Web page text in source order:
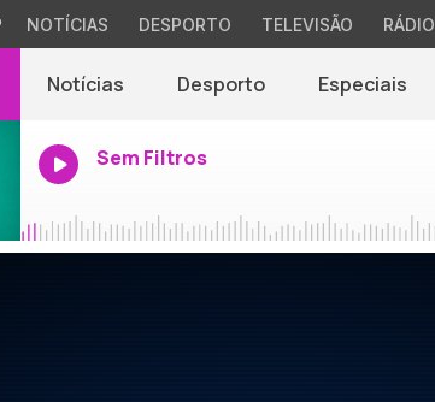
NOTÍCIAS DESPORTO TELEVISÃO RÁDIO
Notícias Desporto Especiais
Sem Filtros